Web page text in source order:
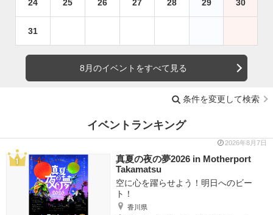
24 25 26 27 28 29 30
31
8月のイベントをすべて見る
条件を変更して検索
イベントランキング
2026年8月7日
真夏の夜の夢2026 in Motherport
Takamatsu
空に心を躍らせよう！明日へのビー
ト！
香川県